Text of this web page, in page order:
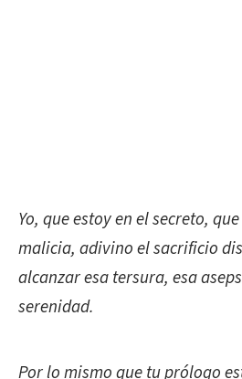
Yo, que estoy en el secreto,
malicia, adivino el sacrificio
alcanzar esa tersura, esa
serenidad.
Por lo mismo que tu prólogo